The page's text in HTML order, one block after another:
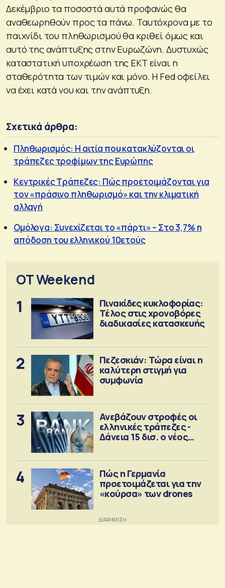
Δεκέμβριο τα ποσοστά αυτά προφανώς θα
αναθεωρηθούν προς τα πάνω. Ταυτόχρονα με το
παιχνίδι του πληθωρισμού θα κριθεί όμως και
αυτό της ανάπτυξης στην Ευρωζώνη. Δυστυχώς
καταστατική υποχρέωση της ΕΚΤ είναι η
σταθερότητα των τιμών και μόνο. Η Fed οφείλει
να έχει κατά νου και την ανάπτυξη.
Σχετικά άρθρα:
Πληθωρισμός: Η αιτία που κατακλύζονται οι
τράπεζες τροφίμων της Ευρώπης
Κεντρικές Τράπεζες: Πώς προετοιμάζονται για
τον «πράσινο πληθωρισμό» και την κλιματική
αλλαγή
Ομόλογα: Συνεχίζεται το «πάρτι» – Στο 3,7% η
απόδοση του ελληνικού 10ετούς
OT Weekend
1
Πινακίδες κυκλοφορίας:
Τέλος στις χρονοβόρες
διαδικασίες κατασκευής
2
Πεζεσκιάν: Τώρα είναι η
καλύτερη στιγμή για
συμφωνία
3
Ανεβάζουν στροφές οι
ελληνικές τράπεζες -
Δάνεια 15 δισ. ο νέος
4
Πώς η Γερμανία
προετοιμάζεται για την
«κούρσα» των drones